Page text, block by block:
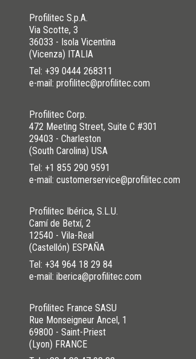
Profilitec S.p.A.
Via Scotte, 3
36033 - Isola Vicentina
(Vicenza) ITALIA
Tel: +39 0444 268311
e-mail: profilitec@profilitec.com
Profilitec Corp.
472 Meeting Street, Suite C #301
29403 - Charleston
(South Carolina) USA
Tel: +1 855 290 9591
e-mail: customerservice@profilitec.com
Profilitec Ibérica, S.L.U.
Camí de Betxí, 2
12540 - Vila-Real
(Castellón) ESPAÑA
Tel: +34 964 18 29 84
e-mail: iberica@profilitec.com
Profilitec France SASU
Rue Monseigneur Ancel, 1
69800 - Saint-Priest
(Lyon) FRANCE